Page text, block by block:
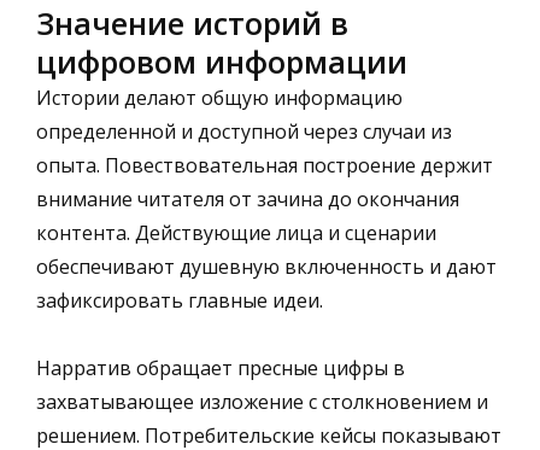
Значение историй в
цифровом информации
Истории делают общую информацию
определенной и доступной через случаи из
опыта. Повествовательная построение держит
внимание читателя от зачина до окончания
контента. Действующие лица и сценарии
обеспечивают душевную включенность и дают
зафиксировать главные идеи.
Нарратив обращает пресные цифры в
захватывающее изложение с столкновением и
решением. Потребительские кейсы показывают